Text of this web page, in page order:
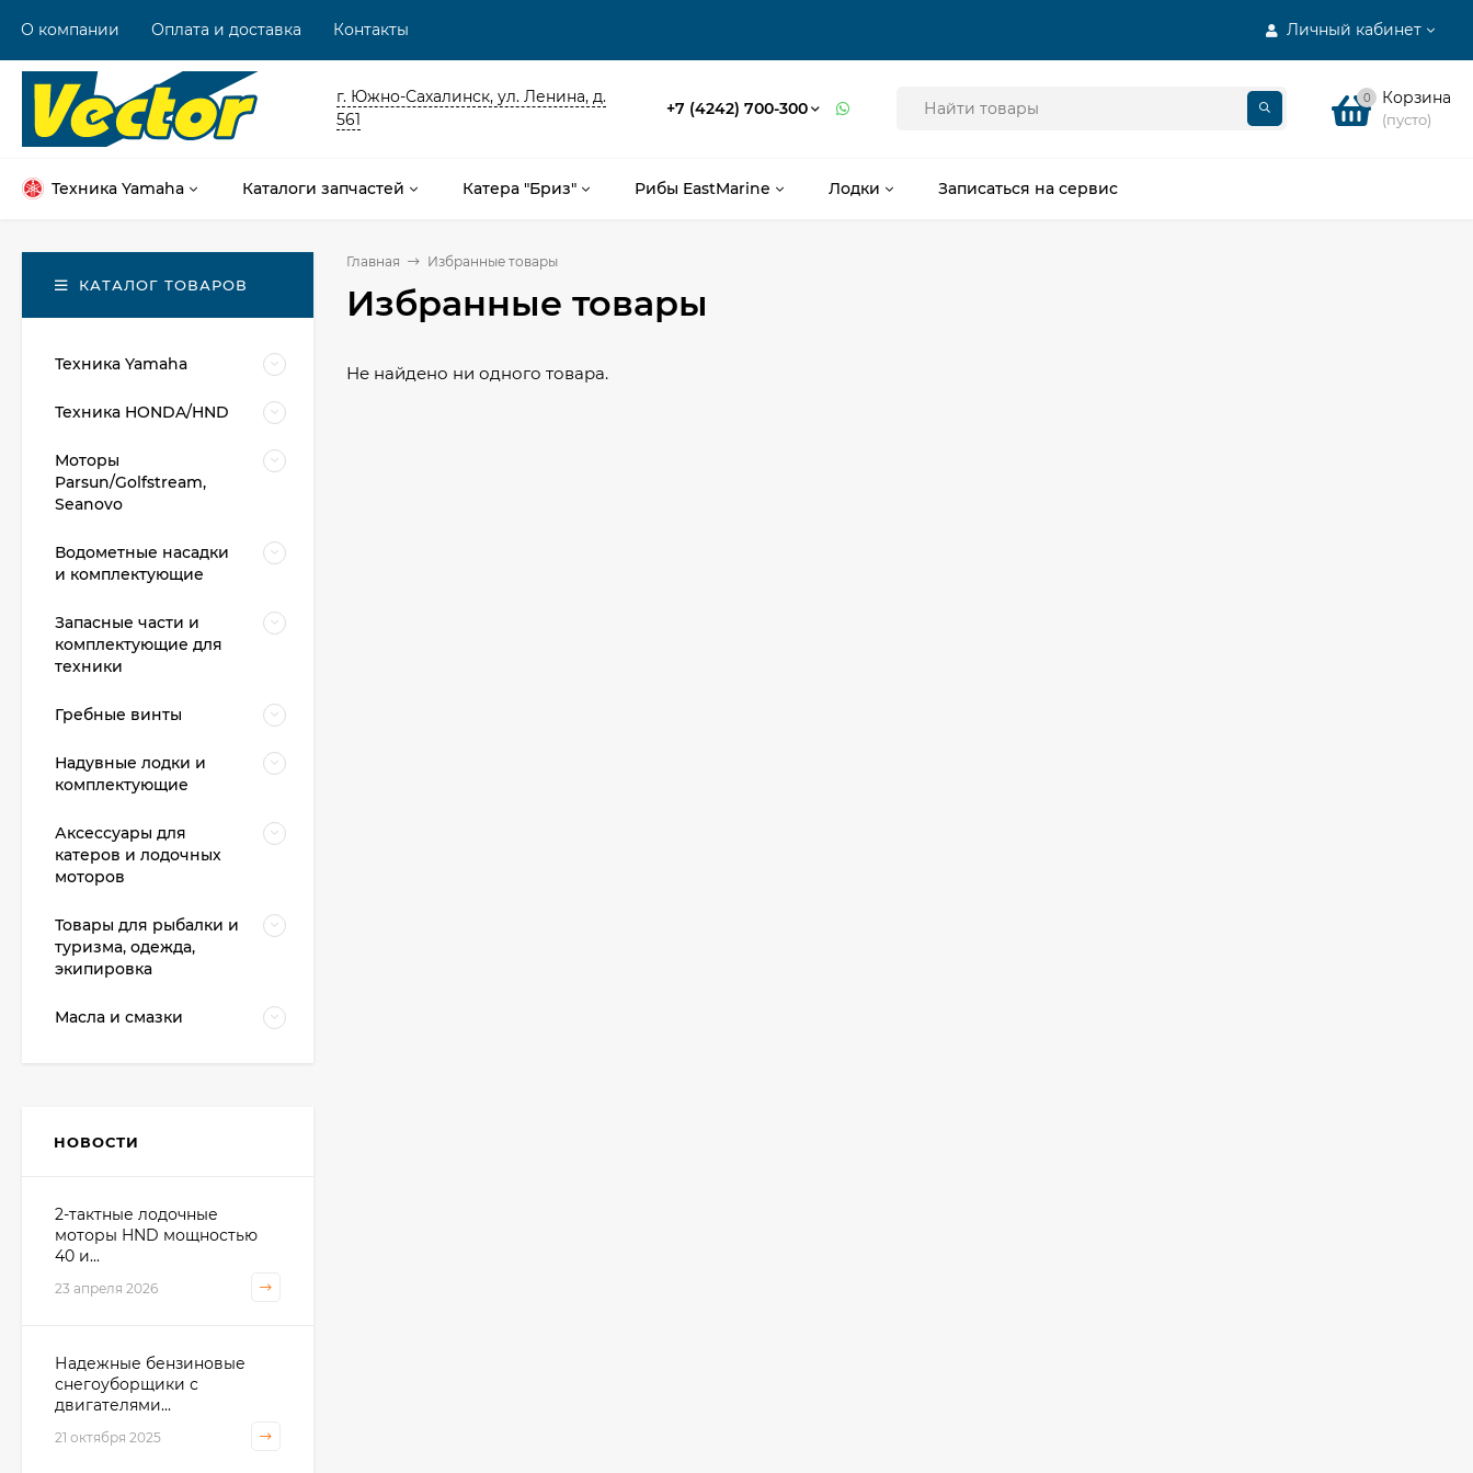
Личный кабинет
О компании Оплата и доставка Контакты
г. Южно-Сахалинск, ул. Ленина, д.
561
+7 (4242) 700-300 0 Корзина
(пусто)
Техника Yamaha Каталоги запчастей Катера "Бриз" Рибы EastMarine Лодки Записаться на сервис
Главная Избранные товары
Избранные товары
Не найдено ни одного товара.
КАТАЛОГ ТОВАРОВ
Техника Yamaha
Техника HONDA/HND
Моторы
Parsun/Golfstream,
Seanovo
Водометные насадки
и комплектующие
Запасные части и
комплектующие для
техники
Гребные винты
Надувные лодки и
комплектующие
Аксессуары для
катеров и лодочных
моторов
Товары для рыбалки и
туризма, одежда,
экипировка
Масла и смазки
НОВОСТИ
2-тактные лодочные
моторы HND мощностью
40 и...
23 апреля 2026
Надежные бензиновые
снегоуборщики с
двигателями...
21 октября 2025